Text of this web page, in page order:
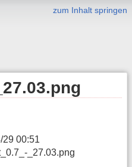
zum Inhalt springen
29 00:51
_27.03.png